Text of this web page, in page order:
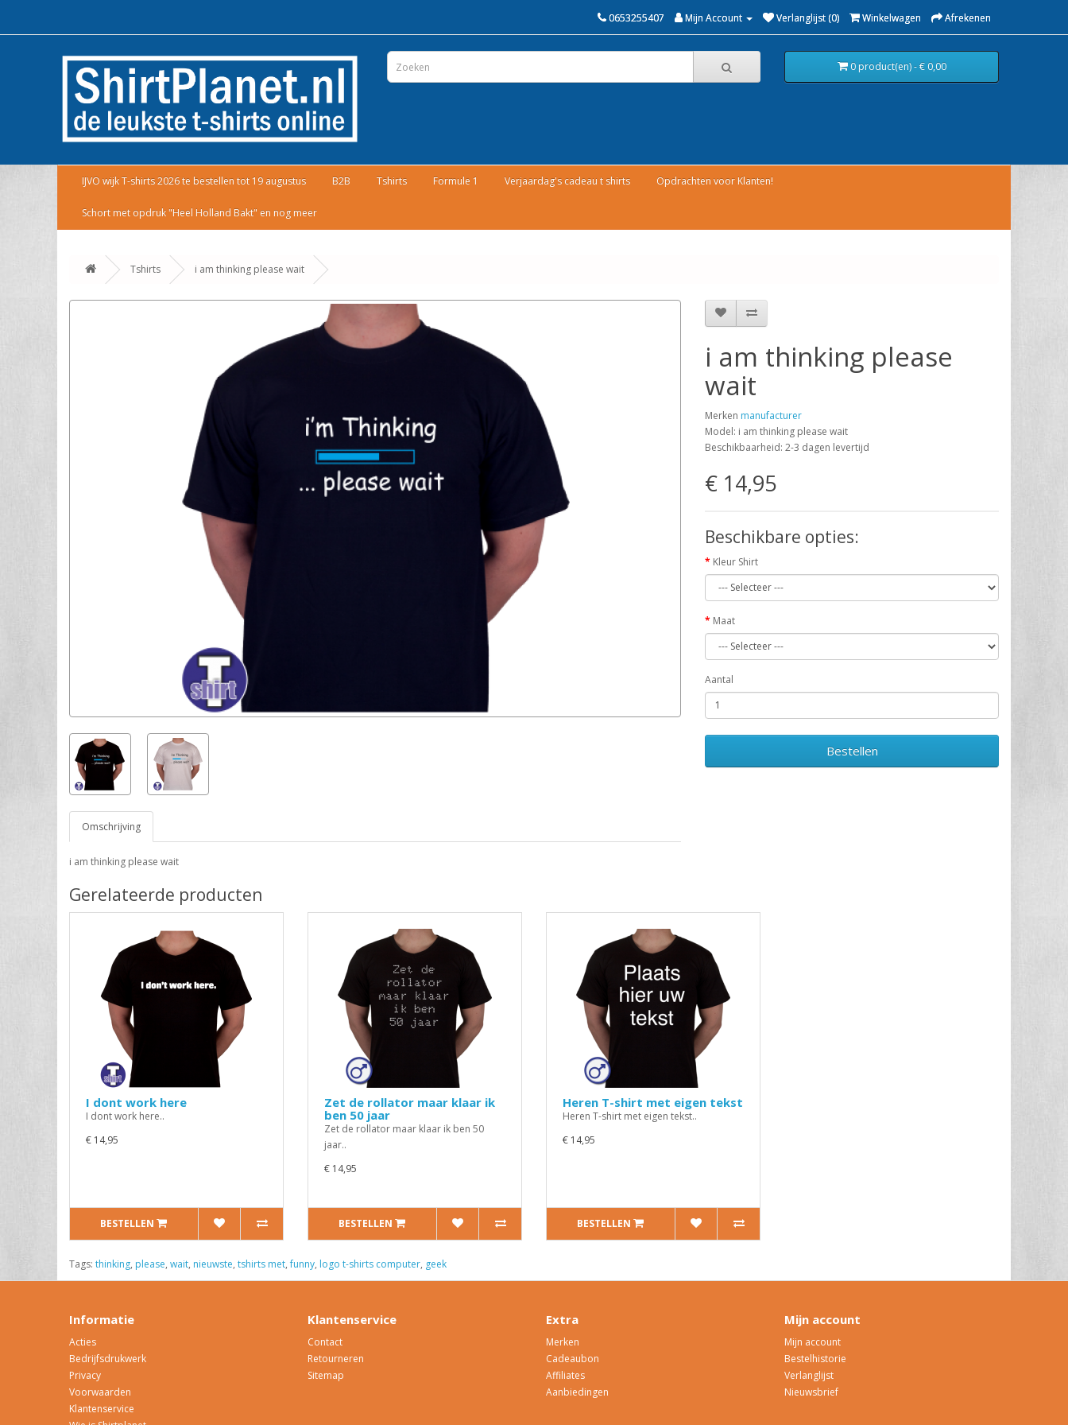
0653255407 Mijn Account Verlanglijst (0) Winkelwagen Afrekenen
0 product(en) - € 0,00
IJVO wijk T-shirts 2026 te bestellen tot 19 augustus B2B Tshirts Formule 1 Verjaardag's cadeau t shirts Opdrachten voor Klanten!
Schort met opdruk "Heel Holland Bakt" en nog meer
Tshirts i am thinking please wait
Omschrijving
i am thinking please wait
i am thinking please
wait
Merken manufacturer
Model: i am thinking please wait
Beschikbaarheid: 2-3 dagen levertijd
€ 14,95
Beschikbare opties:
Kleur Shirt
Maat
Aantal
Bestellen
Gerelateerde producten
I dont work here
I dont work here..
€ 14,95
BESTELLEN
Zet de rollator maar klaar ik
ben 50 jaar
Zet de rollator maar klaar ik ben 50
jaar..
€ 14,95
BESTELLEN
Heren T-shirt met eigen tekst
Heren T-shirt met eigen tekst..
€ 14,95
BESTELLEN
Tags: thinking, please, wait, nieuwste, tshirts met,funny, logo t-shirts computer, geek
Informatie
Acties
Bedrijfsdrukwerk
Privacy
Voorwaarden
Klantenservice
Klantenservice
Contact
Retourneren
Sitemap
Extra
Merken
Cadeaubon
Affiliates
Aanbiedingen
Mijn account
Mijn account
Bestelhistorie
Verlanglijst
Nieuwsbrief